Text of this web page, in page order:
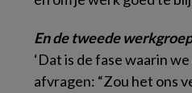
En de tweede
‘Dat is de fase waarin
afvragen: “Zou het ons